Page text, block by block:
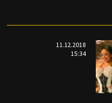
11.12.2018
15:34